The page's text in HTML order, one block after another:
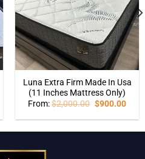
Luna Extra Firm Made In Usa
(11 Inches Mattress Only)
From: $2,000.00 $900.00